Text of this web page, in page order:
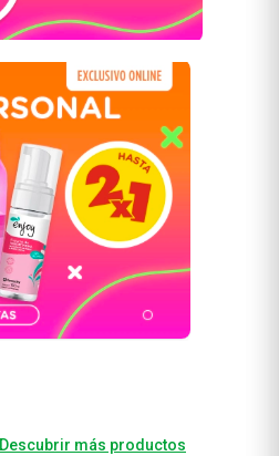
Descubrir más productos